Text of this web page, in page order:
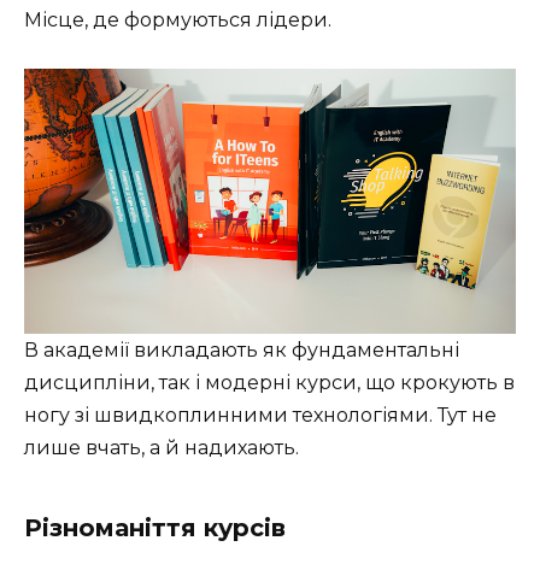
Місце, де формуються лідери.
В академії викладають як фундаментальні
дисципліни, так і модерні курси, що крокують в
ногу зі швидкоплинними технологіями. Тут не
лише вчать, а й надихають.
Різноманіття курсів